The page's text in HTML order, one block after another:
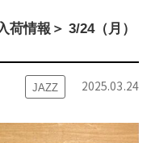
情報＞ 3/24（月）
JAZZ 2025.03.24